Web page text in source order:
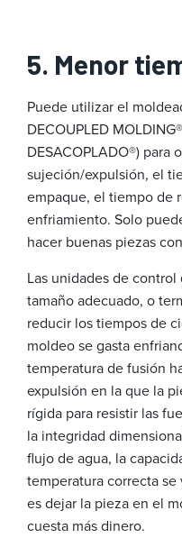
5. Menor
Puede utilizar el
DECOUPLED
DESACOPLADO®)
sujeción/expulsión, el
empaque, el tiempo de
enfriamiento. Solo
hacer buenas piezas
Las unidades de
tamaño adecuado, o
reducir los tiempos de
moldeo se gasta
temperatura de fusión
expulsión en la que la
rígida para resistir las
la integridad
flujo de agua, la
temperatura correcta
es dejar la pieza en el
cuesta más dinero.